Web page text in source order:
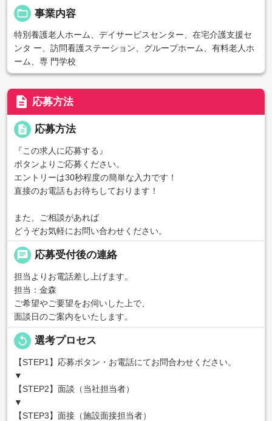
folder_open 事業内容
特別養護老人ホーム、デイサービスセンター、在宅介護支援セ
ンタ ー、訪問看護ステーション、グループホーム、有料老人ホ
ーム、専 門学校
description 応募方法
description 応募方法
『この求人に応募する』
ボタンよりご応募ください。
エントリーは30秒程度の簡単な入力です！
直接のお電話もお待ちしております！
また、ご相談があれば
どうぞお気軽にお問い合わせください。
chat 応募受付後の連絡
担当よりお電話差し上げます。
担当：金森
ご希望やご要望をお伺いした上で、
面談日のご案内をいたします。
replay 選考プロセス
【STEP1】応募ボタン・お電話にてお問合わせください。
▼
【STEP2】面談（当社担当者）
▼
【STEP3】面接（施設面接担当者）